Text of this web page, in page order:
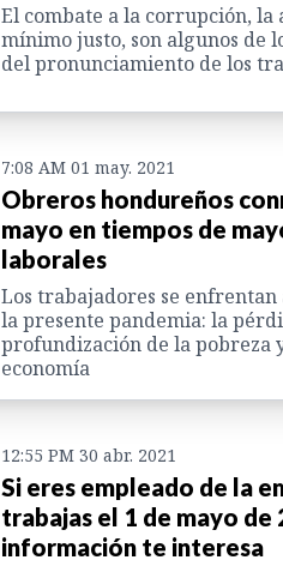
El combate a la corrupción,
mínimo justo, son algunos de
del pronunciamiento de los
7:08 AM 01 may. 2021
Obreros hondureños
mayo en tiempos de
laborales
Los trabajadores se enfrentan
la presente pandemia: la
profundización de la pobreza
economía
12:55 PM 30 abr. 2021
Si eres empleado de la
trabajas el 1 de mayo de
información te interesa